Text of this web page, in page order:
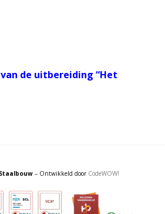
de uitbereiding “Het
– Ontwikkeld door CodeWOW!